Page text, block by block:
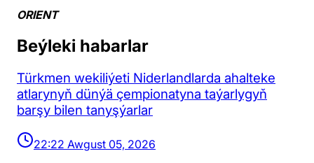
ORIENT
Beýleki habarlar
Türkmen wekiliýeti Niderlandlarda ahalteke
atlarynyň dünýä çempionatyna taýarlygyň
barşy bilen tanyşýarlar
22:22 Awgust 05, 2026